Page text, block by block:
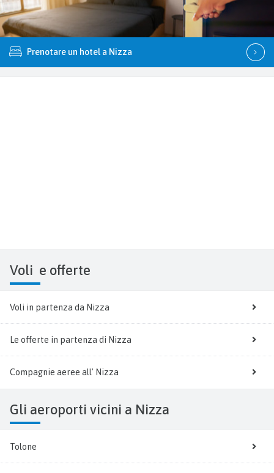
Prenotare un hotel a Nizza
Voli e offerte
Voli in partenza da Nizza
Le offerte in partenza di Nizza
Compagnie aeree all' Nizza
Gli aeroporti vicini a Nizza
Tolone